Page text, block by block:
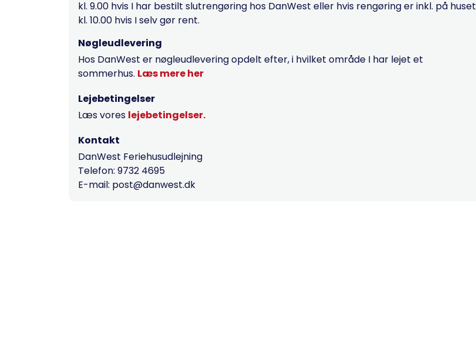
kl. 9.00 hvis I har bestilt slutrengøring hos DanWest eller hvis rengøring er inkl. på huset
kl. 10.00 hvis I selv gør rent.
Nøgleudlevering
Hos DanWest er nøgleudlevering opdelt efter, i hvilket område I har lejet et
sommerhus. Læs mere her
Lejebetingelser
Læs vores lejebetingelser.
Kontakt
DanWest Feriehusudlejning
Telefon: 9732 4695
E-mail: post@danwest.dk